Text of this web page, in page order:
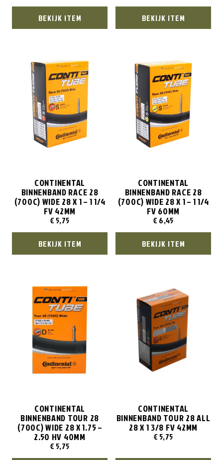
BEKIJK ITEM BEKIJK ITEM
CONTINENTAL
BINNENBAND RACE 28
(700C) WIDE 28 X 1 – 1 1/4
FV 42MM
€ 5,75
BEKIJK ITEM
CONTINENTAL
BINNENBAND RACE 28
(700C) WIDE 28 X 1 – 1 1/4
FV 60MM
€ 6,45
BEKIJK ITEM
CONTINENTAL
BINNENBAND TOUR 28
(700C) WIDE 28 X 1.75 –
2.50 HV 40MM
€ 5,75
CONTINENTAL
BINNENBAND TOUR 28 ALL
28 X 1 3/8 FV 42MM
€ 5,75